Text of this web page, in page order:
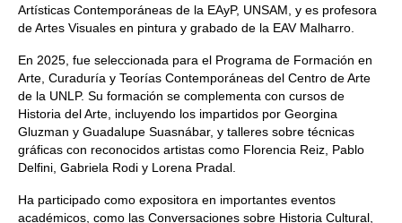
Artísticas Contemporáneas de la EAyP, UNSAM, y es profesora
de Artes Visuales en pintura y grabado de la EAV Malharro.
En 2025, fue seleccionada para el Programa de Formación en
Arte, Curaduría y Teorías Contemporáneas del Centro de Arte
de la UNLP. Su formación se complementa con cursos de
Historia del Arte, incluyendo los impartidos por Georgina
Gluzman y Guadalupe Suasnábar, y talleres sobre técnicas
gráficas con reconocidos artistas como Florencia Reiz, Pablo
Delfini, Gabriela Rodi y Lorena Pradal.
Ha participado como expositora en importantes eventos
académicos, como las Conversaciones sobre Historia Cultural,